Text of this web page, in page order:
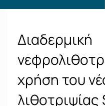
Διαδερμική
χρήση του
λιθοτριψίας